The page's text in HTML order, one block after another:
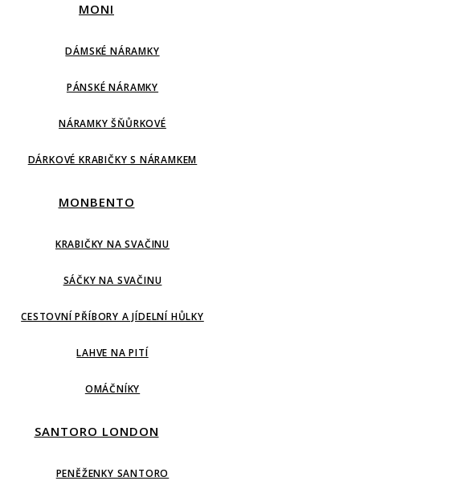
MONI
DÁMSKÉ NÁRAMKY
PÁNSKÉ NÁRAMKY
NÁRAMKY ŠŇŮRKOVÉ
DÁRKOVÉ KRABIČKY S NÁRAMKEM
MONBENTO
KRABIČKY NA SVAČINU
SÁČKY NA SVAČINU
CESTOVNÍ PŘÍBORY A JÍDELNÍ HŮLKY
LAHVE NA PITÍ
OMÁČNÍKY
SANTORO LONDON
PENĚŽENKY SANTORO